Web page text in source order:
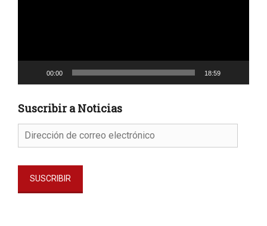
00:00 18:59
Suscribir a Noticias
Dirección
electrónico
SUSCRIBIR